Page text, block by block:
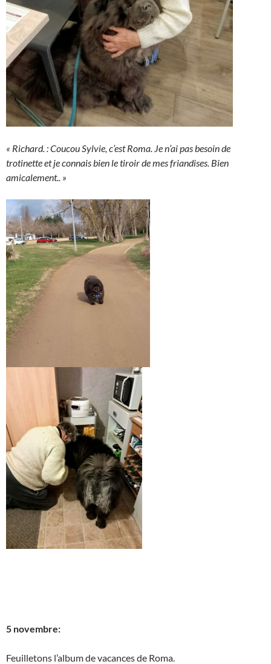
« Richard. : Coucou Sylvie, c’est Roma. Je n’ai pas besoin de
trotinette et je connais bien le tiroir de mes friandises. Bien
amicalement.. »
5 novembre:
Feuilletons l’album de vacances de Roma.